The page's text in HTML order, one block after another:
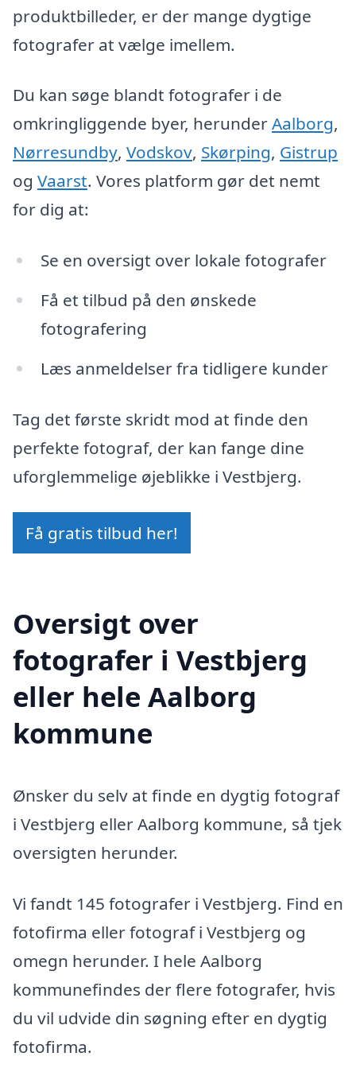
produktbilleder, er der mange dygtige
fotografer at vælge imellem.
Du kan søge blandt fotografer i de
omkringliggende byer, herunderAalborg,
Nørresundby, Vodskov, Skørping, Gistrup
og Vaarst. Vores platform gør det nemt
for dig at:
Se en oversigt over lokale fotografer
Få et tilbud på den ønskede
fotografering
Læs anmeldelser fra tidligere kunder
Tag det første skridt mod at finde den
perfekte fotograf, der kan fange dine
uforglemmelige øjeblikke i Vestbjerg.
Få gratis tilbud her!
Oversigt over
fotografer i Vestbjerg
eller hele Aalborg
kommune
Ønsker du selv at finde en dygtig fotograf
i Vestbjerg eller Aalborg kommune, så tjek
oversigten herunder.
Vi fandt 145 fotografer i Vestbjerg. Find en
fotofirma eller fotograf i Vestbjerg og
omegn herunder. I hele Aalborg
kommunefindes der flere fotografer, hvis
du vil udvide din søgning efter en dygtig
fotofirma.